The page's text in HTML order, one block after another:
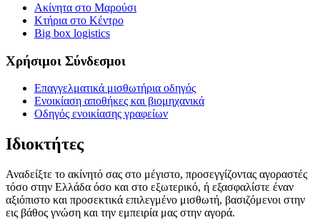
Ακίνητα στο Μαρούσι
Κτήρια στο Κέντρο
Big box logistics
Χρήσιμοι Σύνδεσμοι
Επαγγελματικά μισθωτήρια οδηγός
Ενοικίαση αποθήκες και βιομηχανικά
Οδηγός ενοικίασης γραφείων
Ιδιοκτήτες
Αναδείξτε το ακίνητό σας στο μέγιστο, προσεγγίζοντας αγοραστές
τόσο στην Ελλάδα όσο και στο εξωτερικό, ή εξασφαλίστε έναν
αξιόπιστο και προσεκτικά επιλεγμένο μισθωτή, βασιζόμενοι στην
εις βάθος γνώση και την εμπειρία μας στην αγορά.